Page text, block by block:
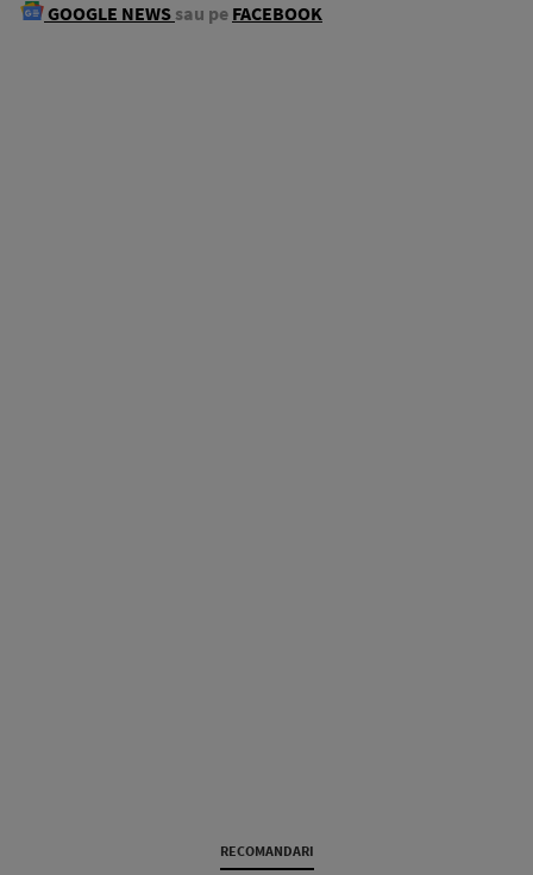
GOOGLE NEWS sau pe FACEBOOK
RECOMANDARI